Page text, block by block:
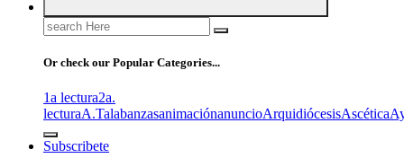
Search
for:
Or check our Popular Categories...
1a lectura2a.
lecturaA.TalabanzasanimaciónanuncioArquidiócesisAscética
Subscribete